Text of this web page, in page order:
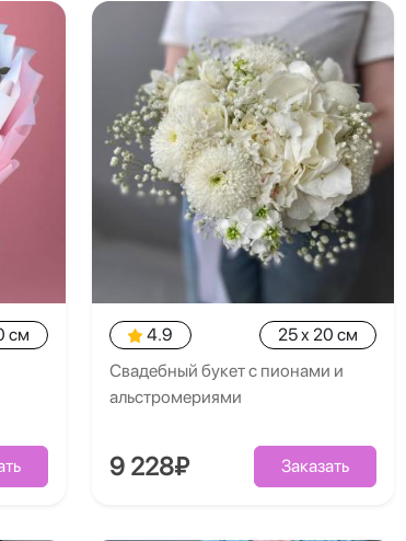
см
4.9
25 x 20 см
Свадебный букет с пионами и
альстромериями
9 228₽ Заказать